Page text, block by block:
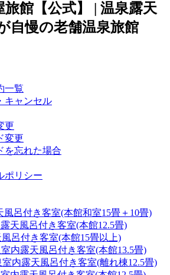
旅館【公式】 | 温泉露天
自慢の老舗温泉旅館
一覧
キャンセル
更
変更
を忘れた場合
ポリシー
風呂付き客室(本館和室15畳＋10畳)
天風呂付き客室(本館12.5畳)
呂付き客室(本館15畳以上)
内露天風呂付き客室(本館13.5畳)
内露天風呂付き客室(離れ棟12.5畳)